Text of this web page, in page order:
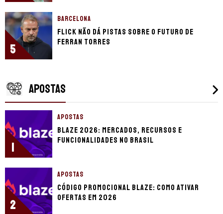
5
BARCELONA
Flick não dá pistas sobre o futuro de
Ferran Torres
APOSTAS
1
APOSTAS
Blaze 2026: mercados, recursos e
funcionalidades no Brasil
2
APOSTAS
Código promocional Blaze: como ativar
ofertas em 2026